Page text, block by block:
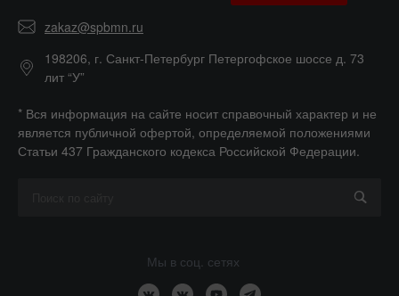
zakaz@spbmn.ru
198206, г. Санкт-Петербург Петергофское шоссе д. 73
лит “У”
* Вся информация на сайте носит справочный характер и не
является публичной офертой, определяемой положениями
Статьи 437 Гражданского кодекса Российской Федерации.
Мы в соц. сетях